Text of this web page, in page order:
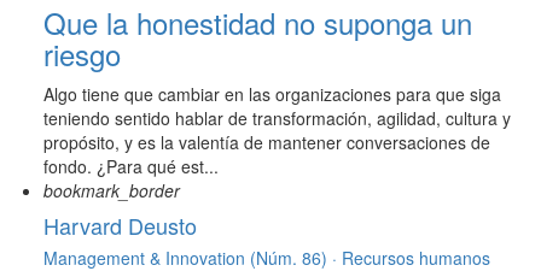
Que la honestidad no suponga un
riesgo
Algo tiene que cambiar en las organizaciones para que siga
teniendo sentido hablar de transformación, agilidad, cultura y
propósito, y es la valentía de mantener conversaciones de
fondo. ¿Para qué est...
bookmark_border
Harvard Deusto
Management & Innovation (Núm. 86) · Recursos humanos